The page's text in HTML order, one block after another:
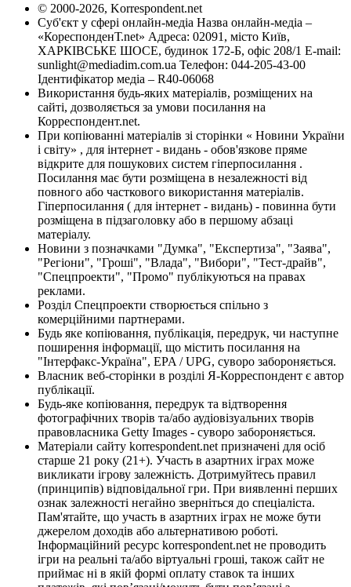
© 2000-2026, Korrespondent.net
Суб'єкт у сфері онлайн-медіа Назва онлайн-медіа –
«КореспонденТ.net» Адреса: 02091, місто Київ,
ХАРКІВСЬКЕ ШОСЕ, будинок 172-Б, офіс 208/1 E-mail:
sunlight@mediadim.com.ua Телефон: 044-205-43-00
Ідентифікатор медіа – R40-06068
Використання будь-яких матеріалів, розміщених на
сайті, дозволяється за умови посилання на
Корреспондент.net.
При копіюванні матеріалів зі сторінки « Новини України
і світу» , для інтернет - видань - обов'язкове пряме
відкрите для пошукових систем гіперпосилання .
Посилання має бути розміщена в незалежності від
повного або часткового використання матеріалів.
Гіперпосилання ( для інтернет - видань) - повинна бути
розміщена в підзаголовку або в першому абзаці
матеріалу.
Новини з позначками "Думка", "Експертиза", "Заява",
"Регіони", "Гроші", "Влада", "Вибори", "Тест-драйв",
"Спецпроекти", "Промо" публікуються на правах
реклами.
Розділ Спецпроекти створюється спільно з
комерційними партнерами.
Будь яке копіювання, публікація, передрук, чи наступне
поширення інформації, що містить посилання на
"Інтерфакс-Україна", EPA / UPG, суворо забороняється.
Власник веб-сторінки в розділі Я-Корреспондент є автор
публікації.
Будь-яке копіювання, передрук та відтворення
фотографічних творів та/або аудіовізуальних творів
правовласника Getty Images - суворо забороняється.
Матеріали сайту korrespondent.net призначені для осіб
старше 21 року (21+). Участь в азартних іграх може
викликати ігрову залежність. Дотримуйтесь правил
(принципів) відповідальної гри. При виявленні перших
ознак залежності негайно зверніться до спеціаліста.
Пам'ятайте, що участь в азартних іграх не може бути
джерелом доходів або альтернативою роботі.
Інформаційний ресурс korrespondent.net не проводить
ігри на реальні та/або віртуальні гроші, також сайт не
приймає ні в якій формі оплату ставок та інших